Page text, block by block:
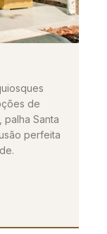
de
Santa
perfeita